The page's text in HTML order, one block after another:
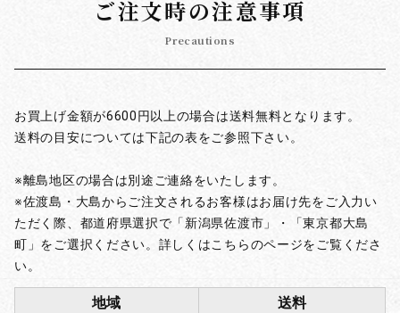
ご注文時の注意事項
Precautions
お買上げ金額が6600円以上の場合は送料無料となります。
送料の目安については下記の表をご参照下さい。
※離島地区の場合は別途ご連絡をいたします。
※佐渡島・大島からご注文されるお客様はお届け先をご入力い
ただく際、都道府県選択で「新潟県佐渡市」・「東京都大島
町」をご選択ください。詳しくはこちらのページをご覧くださ
い。
地域 送料